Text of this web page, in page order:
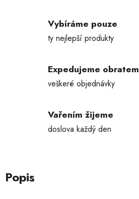
Vybíráme pouze
ty nejlepší produkty
Expedujeme obratem
veškeré objednávky
Vařením žijeme
doslova každý den
Popis